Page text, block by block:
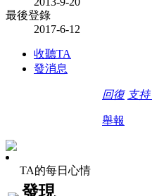
最後登錄
2017-6-12
收聽TA
發消息
回復 支持
舉報
TA的每日心情
發現